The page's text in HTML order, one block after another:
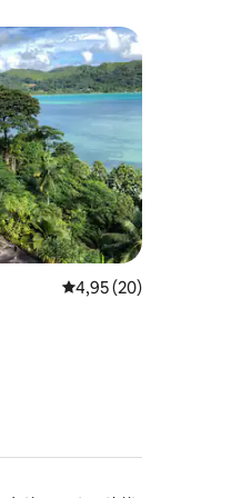
5, 13 recensies
Gemiddelde
4,95 (20)